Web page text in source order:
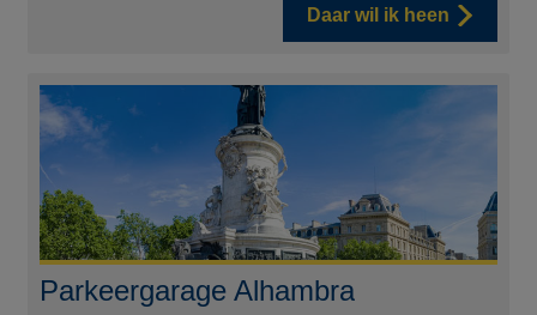
Daar wil ik heen
Parkeergarage Alhambra